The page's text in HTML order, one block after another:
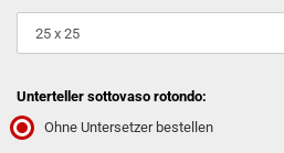
Unterteller sottovaso rotondo:
Ohne Untersetzer bestellen